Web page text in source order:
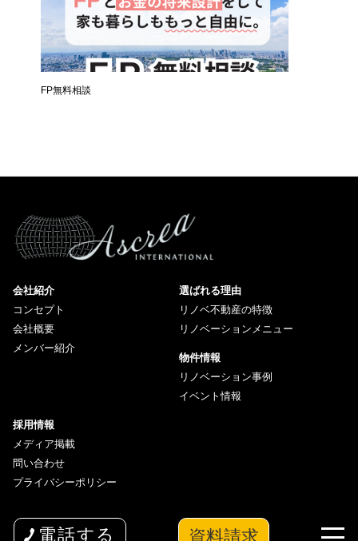
電話する 資料請求
FP無料相談
会社紹介
コンセプト
会社概要
メンバー紹介
選ばれる理由
リノベ不動産の特徴
リノベーションメニュー
物件情報
リノベーション事例
イベント情報
採用情報
メディア掲載
問い合わせ
プライバシーポリシー